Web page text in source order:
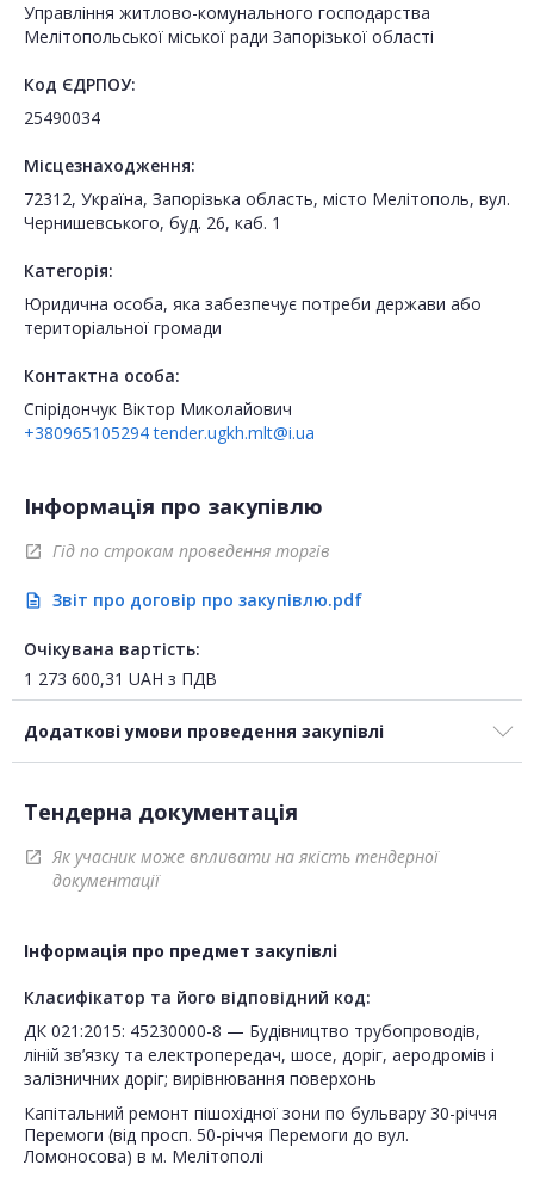
Управління житлово-комунального господарства
Мелітопольської міської ради Запорізької області
Код ЄДРПОУ:
25490034
Місцезнаходження:
72312, Україна, Запорізька область, місто Мелітополь, вул.
Чернишевського, буд. 26, каб. 1
Категорія:
Юридична особа, яка забезпечує потреби держави або
територіальної громади
Контактна особа:
Спірідончук Віктор Миколайович
+380965105294 tender.ugkh.mlt@i.ua
Інформація про закупівлю
open_in_new Гід по строкам проведення торгів
description Звіт про договір про закупівлю.pdf
Очікувана вартість:
1 273 600,31 UAH з ПДВ
Додаткові умови проведення закупівлі
Тендерна документація
open_in_new
Як учасник може впливати на якість тендерної
документації
Інформація про предмет закупівлі
Класифікатор та його відповідний код:
ДК 021:2015: 45230000-8 — Будівництво трубопроводів,
ліній зв’язку та електропередач, шосе, доріг, аеродромів і
залізничних доріг; вирівнювання поверхонь
Капітальний ремонт пішохідної зони по бульвару 30-річчя
Перемоги (від просп. 50-річчя Перемоги до вул.
Ломоносова) в м. Мелітополі